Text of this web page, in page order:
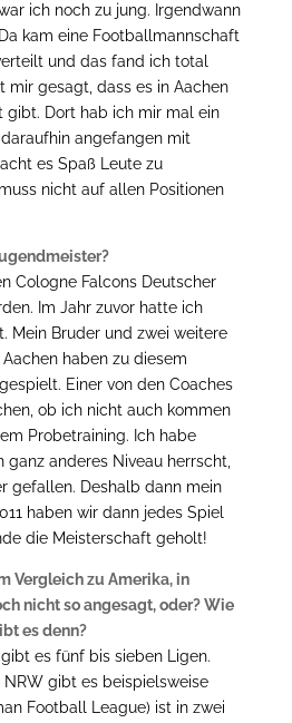
ich noch zu jung. Irgendwann
kam eine Footballmannschaft
und das fand ich total
mir gesagt, dass es in Aachen
gibt. Dort hab ich mir mal ein
angefangen mit
es Spaß Leute zu
nicht auf allen Positionen
Cologne Falcons Deutscher
Im Jahr zuvor hatte ich
Mein Bruder und zwei weitere
haben zu diesem
Einer von den Coaches
ob ich nicht auch kommen
Probetraining. Ich habe
ganz anderes Niveau herrscht,
gefallen. Deshalb dann mein
haben wir dann jedes Spiel
die Meisterschaft geholt!
Vergleich zu Amerika, in
nicht so angesagt, oder? Wie
es denn?
es fünf bis sieben Ligen.
NRW gibt es beispielsweise
Football League) ist in zwei